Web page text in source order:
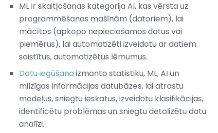
ML ir skaitļošanas kategorija AI, kas vērsta uz
programmēšanas mašīnām (datoriem), lai
mācītos (apkopo nepieciešamos datus vai
piemērus), lai automatizēti izveidotu ar datiem
saistītus, automatizētus lēmumus.
Datu iegūšanaizmanto statistiku, ML, AI un
milzīgas informācijas datubāzes, lai atrastu
modeļus, sniegtu ieskatus, izveidotu klasifikācijas,
identificētu problēmas un sniegtu detalizētu datu
analīzi.